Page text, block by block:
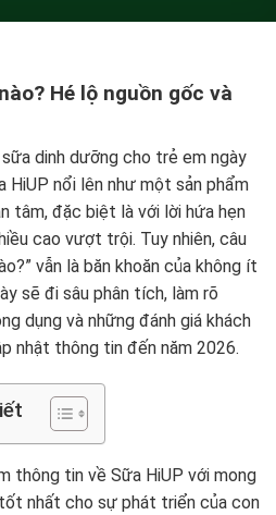
Hé lộ nguồn gốc và
dinh dưỡng cho trẻ em ngày
HiUP nổi lên như một sản phẩm
tâm, đặc biệt là với lời hứa hẹn
cao vượt trội. Tuy nhiên, câu
vẫn là băn khoăn của không ít
sẽ đi sâu phân tích, làm rõ
dụng và những đánh giá khách
nhật thông tin đến năm 2026.
thông tin về Sữa HiUP với mong
nhất cho sự phát triển của con